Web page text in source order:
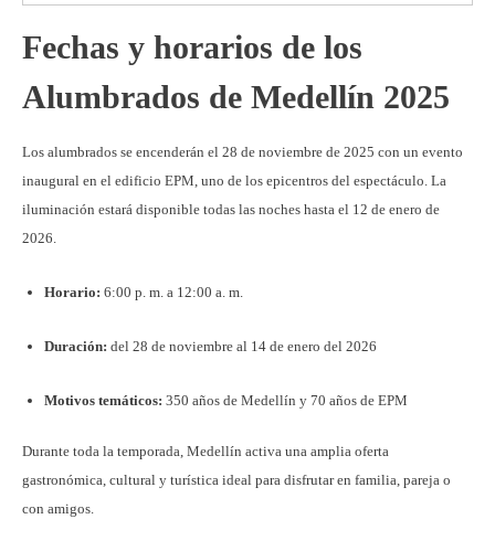
Fechas y horarios de los
Alumbrados de Medellín 2025
Los alumbrados se encenderán el 28 de noviembre de 2025 con un evento
inaugural en el edificio EPM, uno de los epicentros del espectáculo. La
iluminación estará disponible todas las noches hasta el 12 de enero de
2026.
Horario: 6:00 p. m. a 12:00 a. m.
Duración: del 28 de noviembre al 14 de enero del 2026
Motivos temáticos: 350 años de Medellín y 70 años de EPM
Durante toda la temporada, Medellín activa una amplia oferta
gastronómica, cultural y turística ideal para disfrutar en familia, pareja o
con amigos.